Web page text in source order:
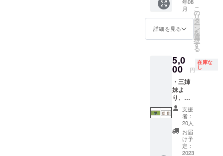
す。 ・
カフェ
壁面に
お名前
掲載
※掲載期
りはご
ざいま
せん。
※支援
時、必
ず備考
欄にご
希望の
お名前
をご記
入くだ
さい。
・選べ
の中か
ら１つ
引き換
えでき
るチ
ケット
ます。
季節の
メイン
スイー
ツに関
しては
スイー
ツチ
ケット2
枚で１
つ引き
換え可
能で
リンク
チケッ
ト各15
枚 (チ
ケット
有効期
2023年
8月～
2024年
1月）
※ス
イー
ツ・ド
リンク
チケッ
トはど
ちらも1
枚で単
品メ
ナル日
本茶返
礼品
セット
(自家
焙煎丸
三角
ティー
バッグ
（15g×
60p）深
煎り・
浅炒り
セット /
一三四
茶4種類
ティー
バック
各７個
月
詳細を見る
こ
の
リ
タ
ー
ン
を
選
択
す
る
5,0
00 円
在庫な
し
・三姉
妹よ
り、感
謝の気
持ちを
込めた
御礼
メール
・自家
焙煎丸
支援
者：
20人
お届
け予
定：
2023